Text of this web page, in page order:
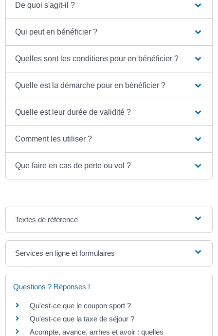
De quoi s'agit-il ?
Qui peut en bénéficier ?
Quelles sont les conditions pour en bénéficier ?
Quelle est la démarche pour en bénéficier ?
Quelle est leur durée de validité ?
Comment les utiliser ?
Que faire en cas de perte ou vol ?
Textes de référence
Services en ligne et formulaires
Questions ? Réponses !
Qu'est-ce que le coupon sport ?
Qu'est-ce que la taxe de séjour ?
Acompte, avance, arrhes et avoir : quelles